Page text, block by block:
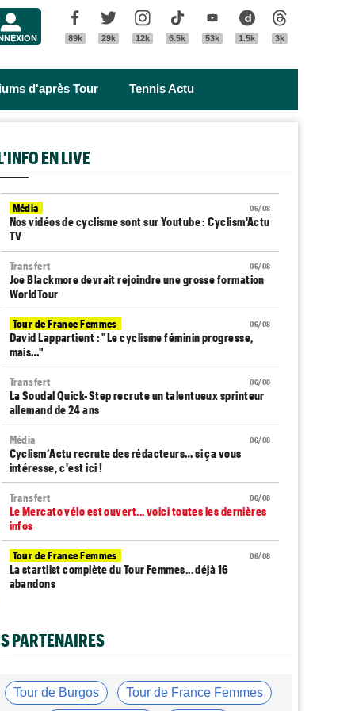
Facebook
89k
Twitter
29k
Instagram
12k
Tik Tok
6.5k
Youtube
53k
Dailymotion
1.5k 3k
d'après Tour Tennis Actu
EN LIVE
06/08
Média
Nos vidéos de cyclisme sont sur Youtube : Cyclism'Actu
TV
06/08
Transfert
Joe Blackmore devrait rejoindre une grosse formation
WorldTour
06/08
Tour de France Femmes
David Lappartient : "Le cyclisme féminin progresse,
mais…"
06/08
Transfert
La Soudal Quick-Step recrute un talentueux sprinteur
allemand de 24 ans
06/08
Média
Cyclism’Actu recrute des rédacteurs… si ça vous
intéresse, c'est ici !
06/08
Transfert
Le Mercato vélo est ouvert... voici toutes les dernières
infos
06/08
Tour de France Femmes
La startlist complète du Tour Femmes... déjà 16
abandons
profil…
La surprise Francisco Campos remporte la 1ère étape
PARTENAIRES
Tour de Burgos Tour de France Femmes